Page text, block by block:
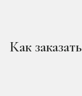
Как заказать